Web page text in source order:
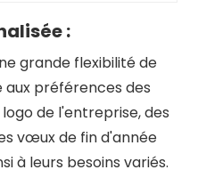
:
grande flexibilité de
préférences des
de l'entreprise, des
vœux de fin d'année
à leurs besoins variés.